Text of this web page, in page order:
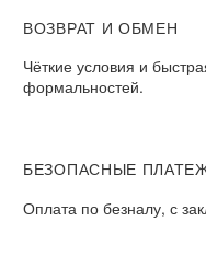
ВОЗВРАТ И ОБМЕН​
Чёткие условия и
формальностей.​
БЕЗОПАСНЫЕ
Оплата по безналу, с